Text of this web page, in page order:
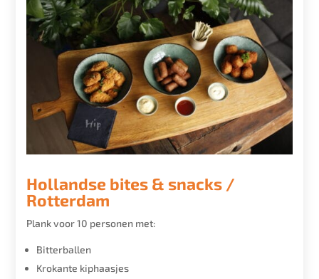
Hollandse bites & snacks /
Rotterdam
Plank voor 10 personen met:
Bitterballen
Krokante kiphaasjes